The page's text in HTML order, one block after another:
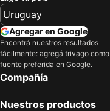
Agregar en Google
Encontrá nuestros resultados
fácilmente: agregá trivago como
fuente preferida en Google.
Compañía
Nuestros productos